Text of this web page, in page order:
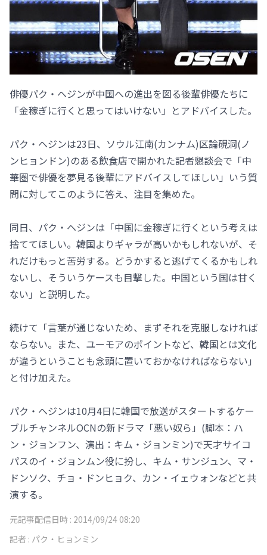
俳優パク・ヘジンが中国への進出を図る後輩俳優たちに
「金稼ぎに行くと思ってはいけない」とアドバイスした。
パク・ヘジンは23日、ソウル江南(カンナム)区論硯洞(ノ
ンヒョンドン)のある飲食店で開かれた記者懇談会で「中
華圏で俳優を夢見る後輩にアドバイスしてほしい」いう質
問に対してこのように答え、注目を集めた。
同日、パク・ヘジンは「中国に金稼ぎに行くという考えは
捨ててほしい。韓国よりギャラが高いかもしれないが、そ
れだけもっと苦労する。どうかすると逃げてくるかもしれ
ないし、そういうケースも目撃した。中国という国は甘く
ない」と説明した。
続けて「言葉が通じないため、まずそれを克服しなければ
ならない。また、ユーモアのポイントなど、韓国とは文化
が違うということも念頭に置いておかなければならない」
と付け加えた。
パク・ヘジンは10月4日に韓国で放送がスタートするケー
ブルチャンネルOCNの新ドラマ「悪い奴ら」(脚本：ハ
ン・ジョンフン、演出：キム・ジョンミン)で天才サイコ
パスのイ・ジョンムン役に扮し、キム・サンジュン、マ・
ドンソク、チョ・ドンヒョク、カン・イェウォンなどと共
演する。
元記事配信日時 : 2014/09/24 08:20
記者 : パク・ヒョンミン